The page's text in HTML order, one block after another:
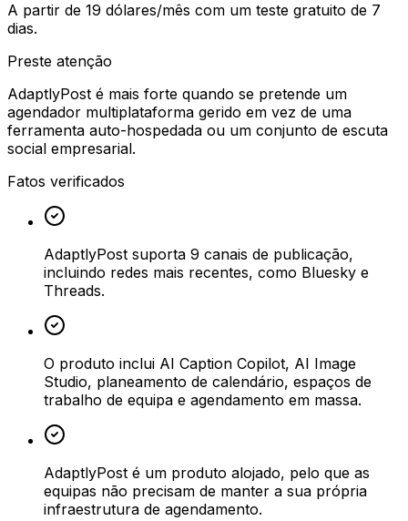
A partir de 19 dólares/mês com um teste gratuito de 7
dias.
Preste atenção
AdaptlyPost é mais forte quando se pretende um
agendador multiplataforma gerido em vez de uma
ferramenta auto-hospedada ou um conjunto de escuta
social empresarial.
Fatos verificados
AdaptlyPost suporta 9 canais de publicação,
incluindo redes mais recentes, como Bluesky e
Threads.
O produto inclui AI Caption Copilot, AI Image
Studio, planeamento de calendário, espaços de
trabalho de equipa e agendamento em massa.
AdaptlyPost é um produto alojado, pelo que as
equipas não precisam de manter a sua própria
infraestrutura de agendamento.